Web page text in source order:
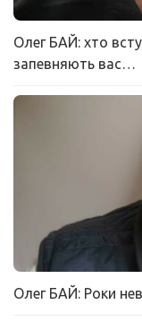
Олег БАЙ: хто
запевняють вас…
Олег БАЙ: Роки